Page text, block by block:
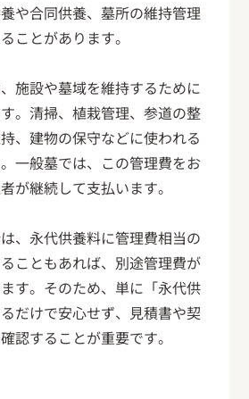
や合同供養、墓所の維持管理
ことがあります。
施設や墓域を維持するために
。清掃、植栽管理、参道の整
、建物の保守などに使われる
一般墓では、この管理費をお
が継続して支払います。
、永代供養料に管理費相当の
こともあれば、別途管理費が
す。そのため、単に「永代供
だけで安心せず、見積書や契
認することが重要です。